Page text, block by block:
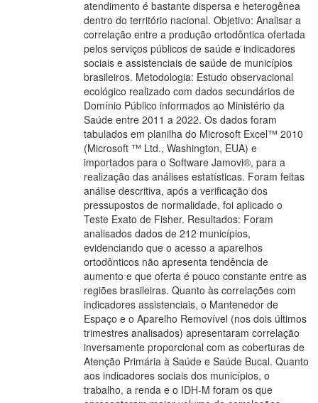
atendimento é bastante dispersa e heterogênea
dentro do território nacional. Objetivo: Analisar a
correlação entre a produção ortodôntica ofertada
pelos serviços públicos de saúde e indicadores
sociais e assistenciais de saúde de municípios
brasileiros. Metodologia: Estudo observacional
ecológico realizado com dados secundários de
Domínio Público informados ao Ministério da
Saúde entre 2011 a 2022. Os dados foram
tabulados em planilha do Microsoft Excel™ 2010
(Microsoft ™ Ltd., Washington, EUA) e
importados para o Software Jamovi®, para a
realização das análises estatísticas. Foram feitas
análise descritiva, após a verificação dos
pressupostos de normalidade, foi aplicado o
Teste Exato de Fisher. Resultados: Foram
analisados dados de 212 municípios,
evidenciando que o acesso a aparelhos
ortodônticos não apresenta tendência de
aumento e que oferta é pouco constante entre as
regiões brasileiras. Quanto às correlações com
indicadores assistenciais, o Mantenedor de
Espaço e o Aparelho Removível (nos dois últimos
trimestres analisados) apresentaram correlação
inversamente proporcional com as coberturas de
Atenção Primária à Saúde e Saúde Bucal. Quanto
aos indicadores sociais dos municípios, o
trabalho, a renda e o IDH-M foram os que